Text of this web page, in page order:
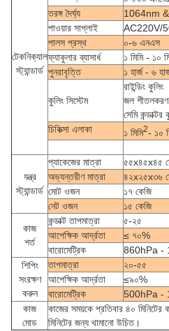
টেকনিক্যাল
স্ট্যান্ডার্ড
তরঙ্গ দৈর্ঘ্য
1064nm
পাওয়ার সাপ্লাই
AC220V/
পালস প্রস্থ
০-৬ এনএস
ফ্যাকুলার ব্যাসার্ধ
১ মিমি - ১০
পুনরাবৃত্তি
১ হার্জ - ৬
কুলিং সিস্টেম
রাইন্ডিং কুলিং
জল শীতলকরণ
সেমি কন্ডাক্টর
চিকিত্সা এলাকা
১ মিমি2- ১০
যন্ত্র
স্ট্যান্ডার্ড
প্যাকেজের মাত্রা
৫৫x৪৫x৪৫
অভ্যন্তরীণ মাত্রা
৪২x২৫x৩৬
মোট ওজন
১৭ কেজি
নেট ওজন
১৫ কেজি
কাজ
শর্ত
কন্ডাক্ট তাপমাত্রা
৫-২৫
আপেক্ষিক আর্দ্রতা
≤ ৭০%
বারোমেট্রিক
860hPa -
শিপিং
সংরক্ষণ
করুন
তাপমাত্রা
২০-৫৫
আপেক্ষিক আর্দ্রতা
≤৯০%
বারোমেট্রিক
500hPa -
কাজ
মোড
কাজের সময়কে প্রতিবার ৪০ মিনিটের
মিনিটের জন্য থামানো উচিত।